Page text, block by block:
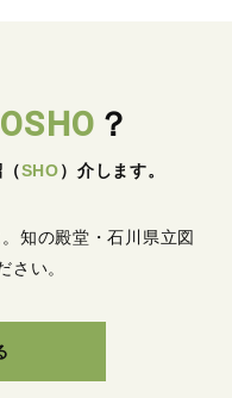
？
（SHO） 介します。
知の殿堂・石川県立図
さい。